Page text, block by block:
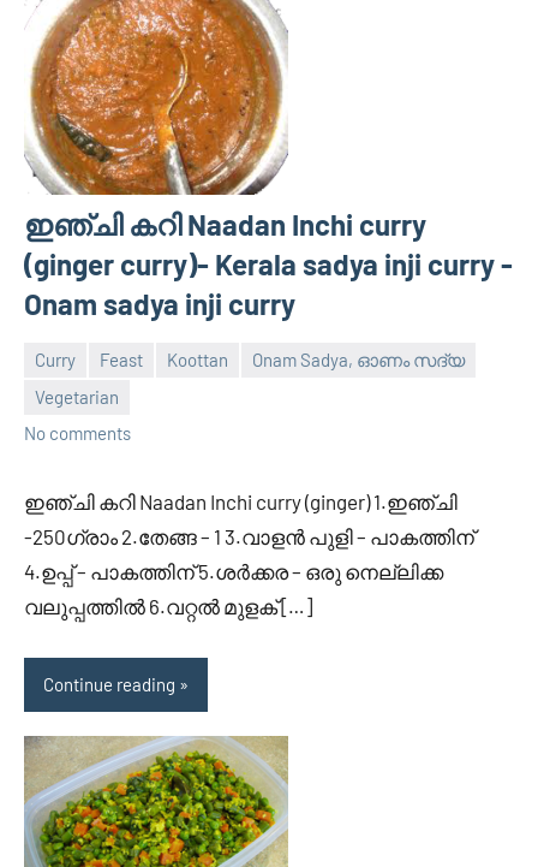
ഇഞ്ചി കറി Naadan Inchi curry
(ginger curry)- Kerala sadya inji curry -
Onam sadya inji curry
Curry Feast Koottan
Onam Sadya, ഓണം സദ്യ
Vegetarian
February
21,
Divya
No comments
ഇഞ്ചി കറി Naadan Inchi curry (ginger) 1.ഇഞ്ചി
-250ഗ്രാം 2.തേങ്ങ – 1 3.വാളന്‍ പുളി – പാകത്തിന്
4.ഉപ്പ് – പാകത്തിന് 5.ശര്‍ക്കര – ഒരു നെല്ലിക്ക
വലുപ്പത്തില്‍ 6.വറ്റല്‍ മുളക് […]
Continue reading